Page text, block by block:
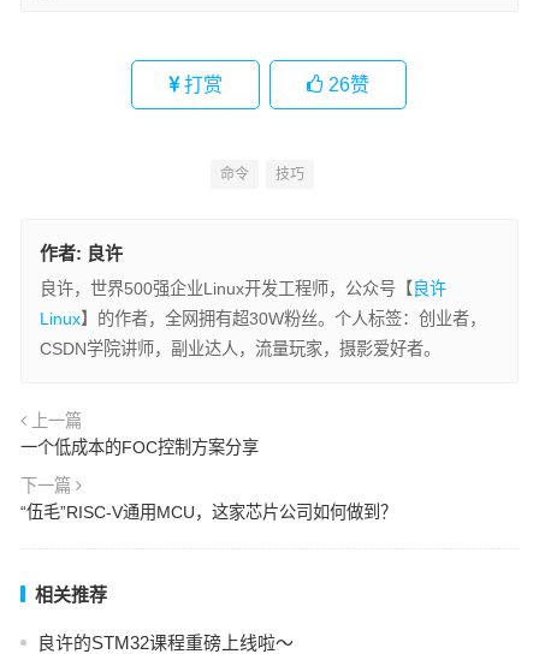
打赏 26赞
命令 技巧
作者: 良许
良许，世界500强企业Linux开发工程师，公众号【良许
Linux】的作者，全网拥有超30W粉丝。个人标签：创业者，
CSDN学院讲师，副业达人，流量玩家，摄影爱好者。
上一篇
一个低成本的FOC控制方案分享
下一篇
“伍毛”RISC-V通用MCU，这家芯片公司如何做到？
相关推荐
良许的STM32课程重磅上线啦～